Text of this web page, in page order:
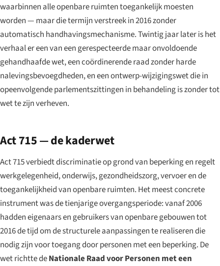
waarbinnen alle openbare ruimten toegankelijk moesten
worden — maar die termijn verstreek in 2016 zonder
automatisch handhavingsmechanisme. Twintig jaar later is het
verhaal er een van een gerespecteerde maar onvoldoende
gehandhaafde wet, een coördinerende raad zonder harde
nalevingsbevoegdheden, en een ontwerp-wijzigingswet die in
opeenvolgende parlementszittingen in behandeling is zonder tot
wet te zijn verheven.
Act 715 — de kaderwet
Act 715 verbiedt discriminatie op grond van beperking en regelt
werkgelegenheid, onderwijs, gezondheidszorg, vervoer en de
toegankelijkheid van openbare ruimten. Het meest concrete
instrument was de tienjarige overgangsperiode: vanaf 2006
hadden eigenaars en gebruikers van openbare gebouwen tot
2016 de tijd om de structurele aanpassingen te realiseren die
nodig zijn voor toegang door personen met een beperking. De
wet richtte deNationale Raad voor Personen met een